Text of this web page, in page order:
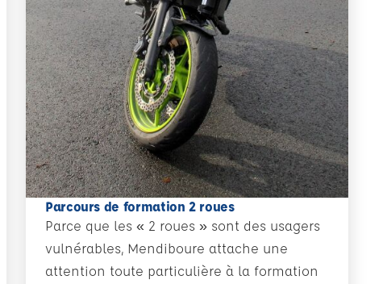
Parcours de formation 2 roues
Parce que les « 2 roues » sont des usagers
vulnérables, Mendiboure attache une
attention toute particulière à la formation